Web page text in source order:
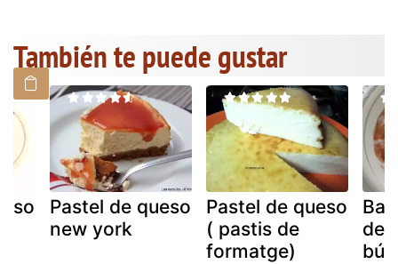
También te puede gustar
Pastel de queso
new york
Pastel de queso
( pastis de
formatge)
de